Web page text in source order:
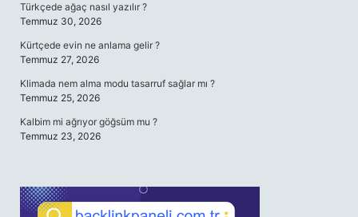
Türkçede ağaç nasıl yazılır ?
Temmuz 30, 2026
Kürtçede evin ne anlama gelir ?
Temmuz 27, 2026
Klimada nem alma modu tasarruf sağlar mı ?
Temmuz 25, 2026
Kalbim mi ağrıyor göğsüm mu ?
Temmuz 23, 2026